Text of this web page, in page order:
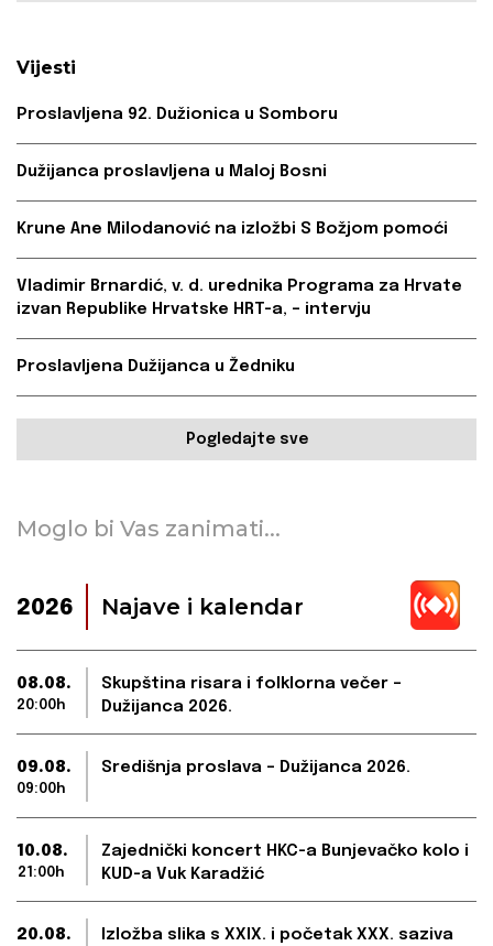
Vijesti
Proslavljena 92. Dužionica u Somboru
Dužijanca proslavljena u Maloj Bosni
Krune Ane Milodanović na izložbi S Božjom pomoći
Vladimir Brnardić, v. d. urednika Programa za Hrvate
izvan Republike Hrvatske HRT-a, – intervju
Proslavljena Dužijanca u Žedniku
Pogledajte sve
Moglo bi Vas zanimati...
2026 Najave i kalendar
08.08.
20:00h
Skupština risara i folklorna večer –
Dužijanca 2026.
09.08.
09:00h
Središnja proslava – Dužijanca 2026.
10.08.
21:00h
Zajednički koncert HKC-a Bunjevačko kolo i
KUD-a Vuk Karadžić
20.08.
Izložba slika s XXIX. i početak XXX. saziva